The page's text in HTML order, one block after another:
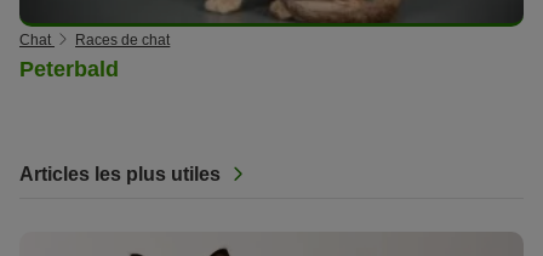
Chat Races de chat
Peterbald
Articles les plus utiles